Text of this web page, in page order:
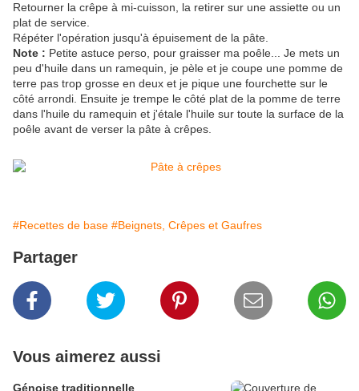
Retourner la crêpe à mi-cuisson, la retirer sur une assiette ou un
plat de service.
Répéter l'opération jusqu'à épuisement de la pâte.
Note : Petite astuce perso, pour graisser ma poêle... Je mets un
peu d'huile dans un ramequin, je pèle et je coupe une pomme de
terre pas trop grosse en deux et je pique une fourchette sur le
côté arrondi. Ensuite je trempe le côté plat de la pomme de terre
dans l'huile du ramequin et j'étale l'huile sur toute la surface de la
poêle avant de verser la pâte à crêpes.
#Recettes de base #Beignets, Crêpes et Gaufres
Partager
Vous aimerez aussi
Génoise traditionnelle